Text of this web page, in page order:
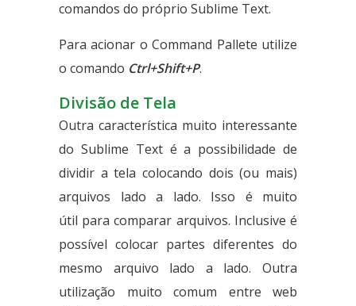
comandos do próprio Sublime Text.
Para acionar o Command Pallete utilize
o comando Ctrl+Shift+P.
Divisão de Tela
Outra característica muito interessante
do Sublime Text é a possibilidade de
dividir a tela colocando dois (ou mais)
arquivos lado a lado. Isso é muito
útil para comparar arquivos. Inclusive é
possível colocar partes diferentes do
mesmo arquivo lado a lado. Outra
utilização muito comum entre web